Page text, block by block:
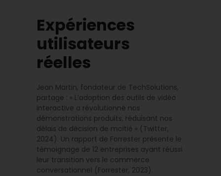
Expériences
utilisateurs
réelles
Jean Martin, fondateur de TechSolutions,
partage : « L’adoption des outils de vidéo
interactive a révolutionné nos
démonstrations produits, réduisant nos
délais de décision de moitié » (Twitter,
2024). Un rapport de Forrester présente le
témoignage de 12 entreprises ayant réussi
leur transition vers le commerce
conversationnel (Forrester, 2023).